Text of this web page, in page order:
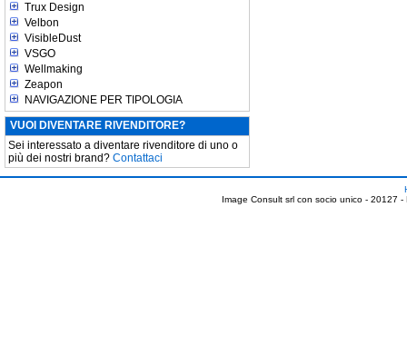
Trux Design
Velbon
VisibleDust
VSGO
Wellmaking
Zeapon
NAVIGAZIONE PER TIPOLOGIA
VUOI DIVENTARE RIVENDITORE?
Sei interessato a diventare rivenditore di uno o
più dei nostri brand? Contattaci
Image Consult srl con socio unico - 20127